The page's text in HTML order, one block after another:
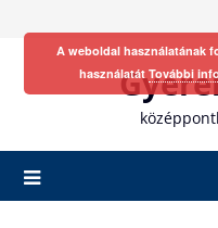
A weboldal használatának
használatát További